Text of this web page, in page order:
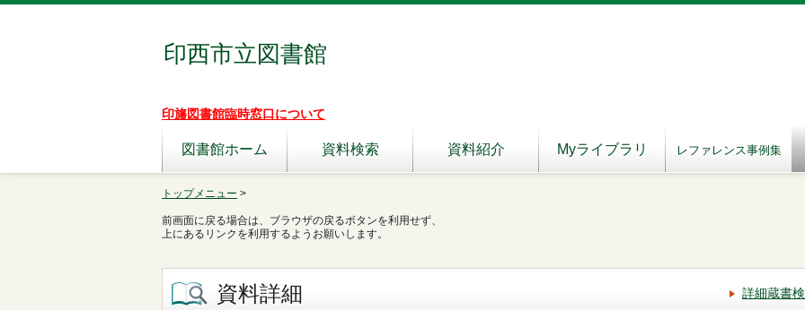
印西市立図書館
印旛図書館臨時窓口について
図書館ホーム 資料検索 資料紹介 Myライブラリ レファレンス事例集
トップメニュー >
前画面に戻る場合は、ブラウザの戻るボタンを利用せず、
上にあるリンクを利用するようお願いします。
資料詳細 詳細蔵書